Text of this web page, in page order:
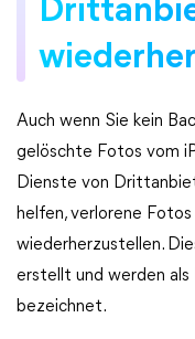
Auch wenn Sie kein
gelöschte Fotos vom
Dienste von
helfen, verlorene
wiederherzustellen.
erstellt und werden
bezeichnet.